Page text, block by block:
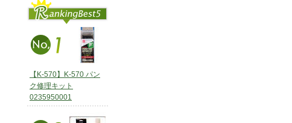
【K-570】K-570 パン
ク修理キット
0235950001